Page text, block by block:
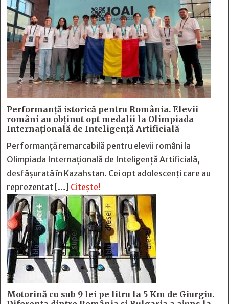
Performanță istorică pentru România. Elevii
români au obținut opt medalii la Olimpiada
Internațională de Inteligență Artificială
Performanță remarcabilă pentru elevii români la
Olimpiada Internațională de Inteligență Artificială,
desfășurată în Kazahstan. Cei opt adolescenți care au
reprezentat […] Citește!
Motorină cu sub 9 lei pe litru la 5 Km de Giurgiu.